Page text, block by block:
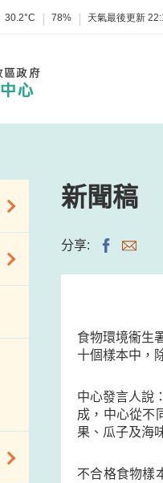
30.2°C 78% 天氣最後更新
新聞稿
分享:
食物環境衞生
十個樣本中，
中心發言人說
成，中心從不
果、瓜子及海
不合格食物樣